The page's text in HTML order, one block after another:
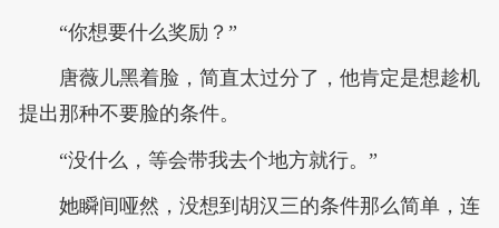
“你想要什么奖励？”
唐薇儿黑着脸，简直太过分了，他肯定是想趁机
提出那种不要脸的条件。
“没什么，等会带我去个地方就行。”
她瞬间哑然，没想到胡汉三的条件那么简单，连